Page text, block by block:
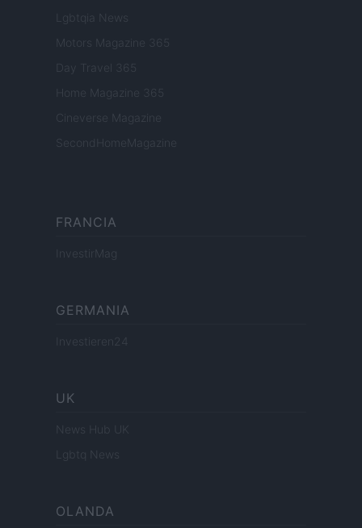
Lgbtqia News
Motors Magazine 365
Day Travel 365
Home Magazine 365
Cineverse Magazine
SecondHomeMagazine
FRANCIA
InvestirMag
GERMANIA
Investieren24
UK
News Hub UK
Lgbtq News
OLANDA